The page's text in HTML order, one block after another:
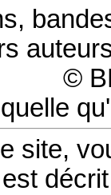
©
site,
est